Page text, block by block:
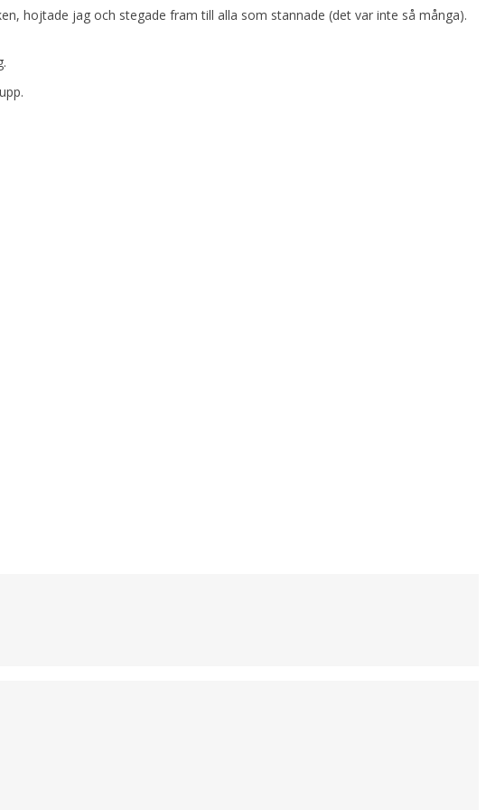
hojtade jag och stegade fram till alla som stannade (det var inte så många).